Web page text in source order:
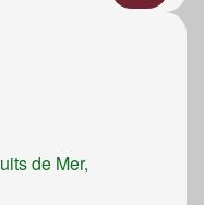
de Mer,